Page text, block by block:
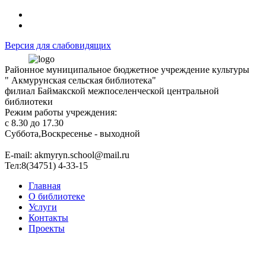
Версия для слабовидящих
Районное муниципальное бюджетное учреждение культуры
" Акмурунская сельская библиотека"
филиал Баймакской межпоселенческой центральной
библиотеки
Режим работы учреждения:
с 8.30 до 17.30
Суббота,Воскресенье - выходной
Е-mail: akmyryn.school@mail.ru
Тел:8(34751) 4-33-15
Главная
О библиотеке
Услуги
Контакты
Проекты